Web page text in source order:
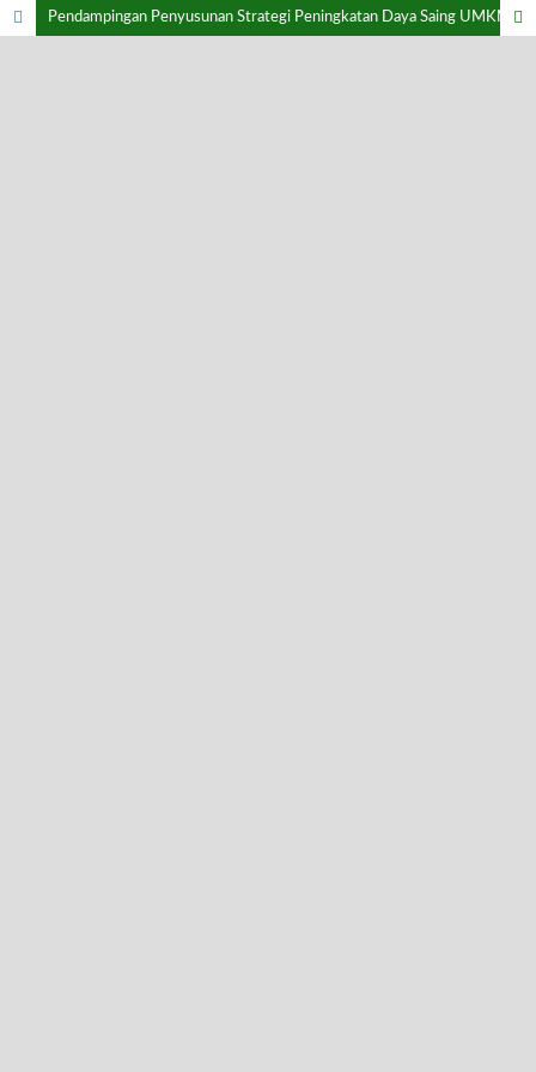
Pendampingan Penyusunan Strategi Peningkatan Daya Saing UMKM Kue Balok Boga Rasa Melalui SWOT dan QSPM